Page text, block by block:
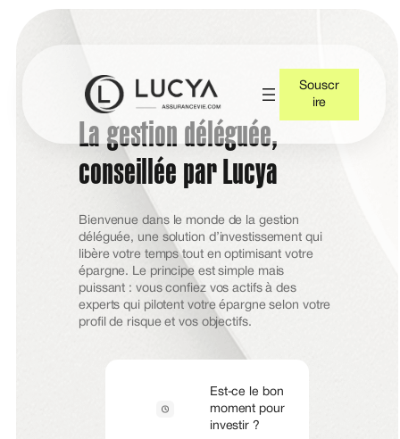
Souscr
ire
La gestion déléguée,
conseillée par Lucya
Bienvenue dans le monde de la gestion
déléguée, une solution d’investissement qui
libère votre temps tout en optimisant votre
épargne. Le principe est simple mais
puissant : vous confiez vos actifs à des
experts qui pilotent votre épargne selon votre
profil de risque et vos objectifs.
Est-ce le bon
moment pour
investir ?